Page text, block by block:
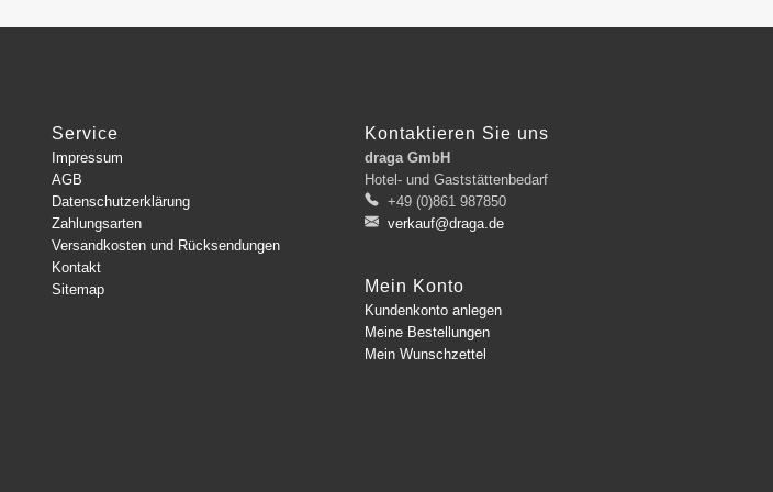
Service
Impressum
AGB
Datenschutzerklärung
Zahlungsarten
Versandkosten und Rücksendungen
Kontakt
Sitemap
Kontaktieren Sie uns
draga GmbH
Hotel- und Gaststättenbedarf
+49 (0)861 987850
verkauf@draga.de
Mein Konto
Kundenkonto anlegen
Meine Bestellungen
Mein Wunschzettel